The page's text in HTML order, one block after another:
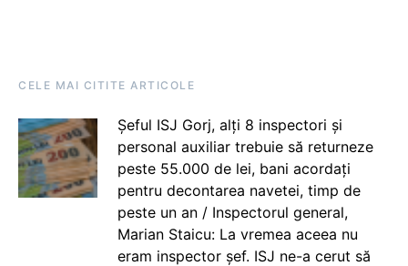
CELE MAI CITITE ARTICOLE
Șeful ISJ Gorj, alți 8 inspectori și
personal auxiliar trebuie să returneze
peste 55.000 de lei, bani acordați
pentru decontarea navetei, timp de
peste un an / Inspectorul general,
Marian Staicu: La vremea aceea nu
eram inspector șef. ISJ ne-a cerut să